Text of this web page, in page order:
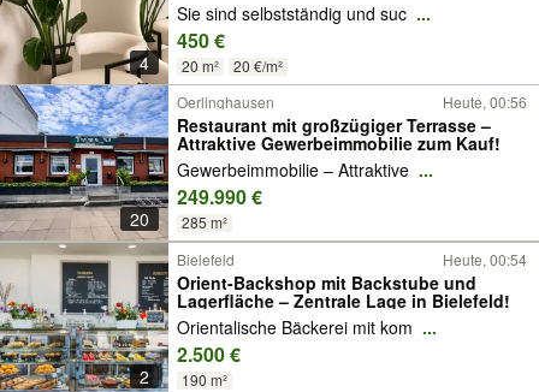
4
Sie sind selbstständig und suc ...
450 €
20 m² 20 €/m²
20
Oerlinghausen Heute, 00:56
Restaurant mit großzügiger Terrasse –
Attraktive Gewerbeimmobilie zum Kauf!
Gewerbeimmobilie – Attraktive ...
249.990 €
285 m²
2
Bielefeld Heute, 00:54
Orient-Backshop mit Backstube und
Lagerfläche – Zentrale Lage in Bielefeld!
Orientalische Bäckerei mit kom ...
2.500 €
190 m²